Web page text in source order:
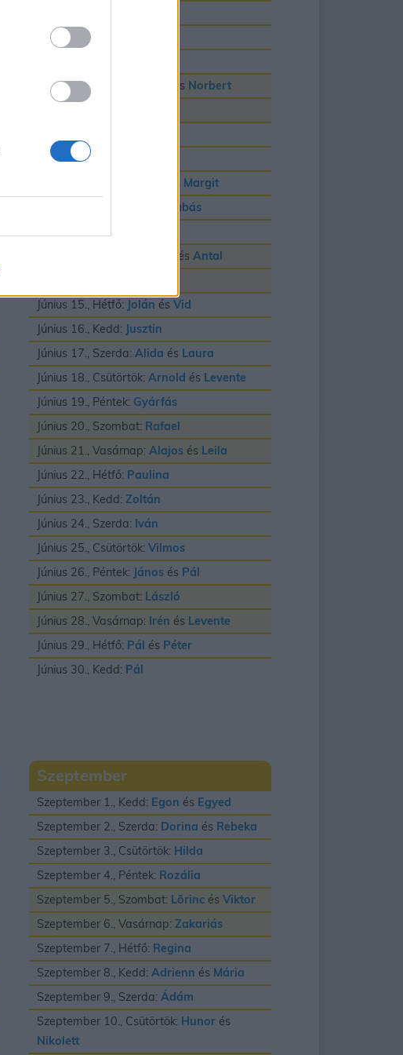
Június 4., Csütörtök:
Június 6., Szombat:
és Norbert
Június 9., Kedd:
Margit
Barnabás
ésAntal
Június 15., Hétfő: Jolán ésVid
Június 16., Kedd: Jusztin
Június 17., Szerda:Alida és Laura
Június 18., Csütörtök:Arnold és Levente
Június 19., Péntek: Gyárfás
Június 20., Szombat: Rafael
Június 21., Vasárnap:Alajos és Leila
Június 22., Hétfő: Paulina
Június 23., Kedd: Zoltán
Június 24., Szerda: Iván
Június 25., Csütörtök:Vilmos
Június 26., Péntek: János és Pál
Június 27., Szombat: László
Június 28., Vasárnap: Irén és Levente
Június 29., Hétfő: Pál és Péter
Június 30., Kedd: Pál
Szeptember
Szeptember 1., Kedd: Egon és Egyed
Szeptember 2., Szerda: Dorina és Rebeka
Szeptember 3., Csütörtök: Hilda
Szeptember 4., Péntek: Rozália
Szeptember 5., Szombat: Lõrinc ésViktor
Szeptember 6., Vasárnap: Zakariás
Szeptember 7., Hétfő: Regina
Szeptember 8., Kedd:Adrienn és Mária
Szeptember 9., Szerda:Ádám
Szeptember 10., Csütörtök: Hunor és
Nikolett